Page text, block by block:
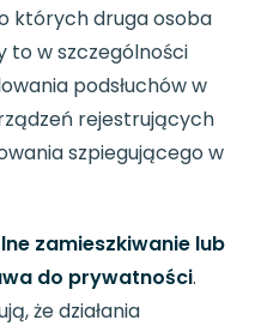
których druga osoba
to w szczególności
podsłuchów w
rejestrujących
szpiegującego w
zamieszkiwanie lub
do prywatności.
że działania